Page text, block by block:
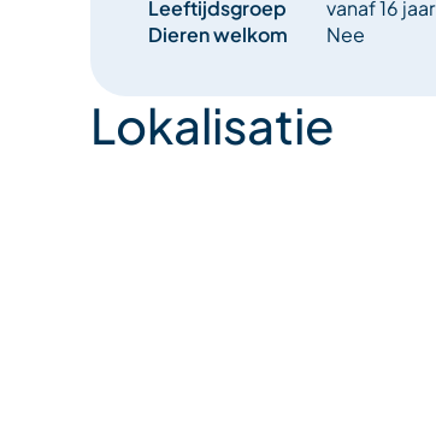
Leeftijdsgroep
vanaf 16 jaar
Dieren welkom
Nee
Lokalisatie